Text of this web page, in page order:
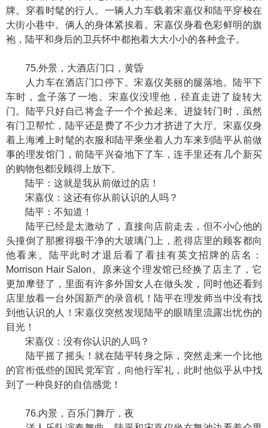
牌。穿着时髦的行人。一辆人力车载着宋嘉仪和陆平穿梭在
大街小巷中。俩人的身体紧挨着。宋嘉仪身着色彩鲜明的旗
袍，陆平和身后的卫兵怀中都抱着大大小小的各种盒子。
75.外景，大酒店门口，黄昏
人力车在酒店门口停下。宋嘉仪美丽的腿落地。陆平下
车时，盒子落了一地。宋嘉仪没理他，径直走进了旋转大
门。陆平只好自己将盒子一个个捡起来。进旋转门时，虽然
有门卫帮忙，陆平还是费了不少力才挤进了大厅。宋嘉仪身
着上海滩上时髦的衣服和陆平乘坐着人力车来到陆平从前做
事的理发馆门，前陆平兴奋地下了车，连手里还有几个新买
的购物包都没顾得上放下。
陆平：这就是我从前做过的店！
宋嘉仪：这还有你从前认识的人吗？
陆平：不知道！
陆平已经是太激动了，直接向店前走去，但不小心他的
头撞倒了那擦得极干净的大玻璃门上，惹得店里的顾客都向
他看来。陆平此时才退后看了看挂有英文招牌的店名：
Morrison Hair Salon。原来这个理发馆已经换了店主了，它
更加摩登了，里面有许多外国女人在做头发，同时他还看到
店里放着一台外国新产的录音机！陆平在理发师当中没有找
到他认识的人！宋嘉仪突然发现陆平的眼睛里流露出忧伤的
目光！
宋嘉仪：没有你认识的人吗？
陆平摇了摇头！就在陆平转身之际，突然走来一个比他
的官衔低些的国民党军官，向他行军礼，此时他似乎从中找
到了一种良好的自信感觉！
76.内景，百乐门舞厅，夜